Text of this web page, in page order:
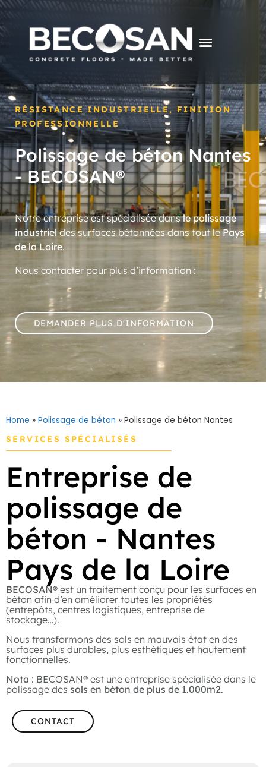
RÉSISTANCE INDUSTRIELLE, FINITION
PROFESSIONNELLE
Polissage de béton Nantes
- BECOSAN®
Notre entreprise est spécialisée dansle polissage
industrieldes surfaces bétonnées dans tout lePays
de la Loire.
Nous contacter pour plus d’information :
DEMANDER PLUS D'INFORMATION
Home » Polissage de béton » Polissage de béton Nantes
SERVICES SPÉCIALISÉS
Entreprise de
polissage de
béton - Nantes
Pays de la Loire
BECOSAN® est un traitement conçu pour les surfaces en
béton afin d’en améliorer toutes les propriétés
(entrepôts, centres logistiques, entreprise de
stockage…).
Nous transformons des sols en mauvais état en des
surfaces plus durables, plus esthétiques et hautement
fonctionnelles.
Nota : BECOSAN® est une entreprise spécialisée dans le
polissage des sols en béton de plus de 1.000m2.
CONTACT